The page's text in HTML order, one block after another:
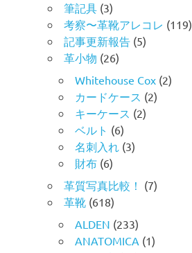
筆記具 (3)
考察〜革靴アレコレ (119)
記事更新報告 (5)
革小物 (26)
Whitehouse Cox (2)
カードケース (2)
キーケース (2)
ベルト (6)
名刺入れ (3)
財布 (6)
革質写真比較！ (7)
革靴 (618)
ALDEN (233)
ANATOMICA (1)